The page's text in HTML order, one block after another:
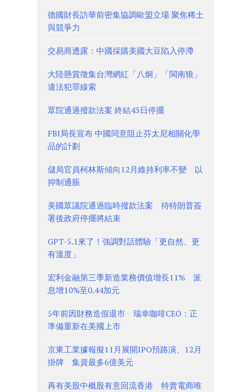
德國財長訪華前密集協調歐盟立場 聚焦稀土
與競爭力
交易商透露：中國採購美國大豆陷入停滯
大陸懸賞徵集台灣網紅「八炯」「閩南狼」
違法犯罪線索
眾院通過撥款法案 終結43日停擺
FBI局長宣布 中國同意阻止芬太尼相關化學
品的計劃
儲局官員柯林斯傾向12月維持利率不變 以
抑制通脹
美國眾議院通過臨時撥款法案 待特朗普簽
署後政府停擺將結束
GPT-5.1來了！強調對話體驗「更自然、更
有溫度」
宏利金融第三季新造業務價值增長11% 派
息增10%至0.44加元
5年前因財務造假退市 瑞幸咖啡CEO：正
準備重新在美國上市
京東工業據報擬11月展開IPO預路演、12月
掛牌 集資最多6億美元
再有美股中概股有意回流香港 特賣電商唯